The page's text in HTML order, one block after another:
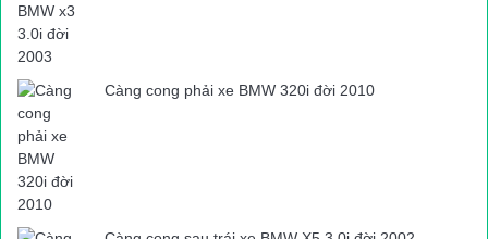
Càng cong phải xe BMW 320i đời 2010